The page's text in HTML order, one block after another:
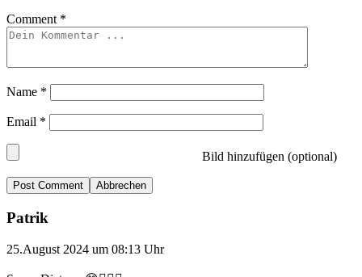
Comment *
Name *
Email *
Bild hinzufügen (optional)
Abbrechen
Patrik
25.August 2024 um 08:13 Uhr